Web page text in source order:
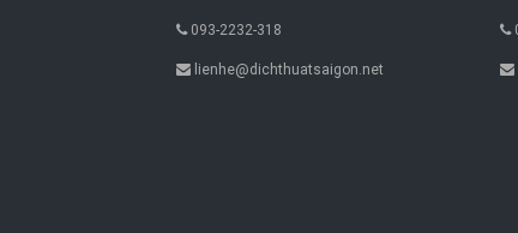
093-2232-318
lienhe@dichthuatsaigon.net